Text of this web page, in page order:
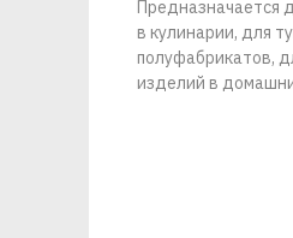
Предназначается
в кулинарии, для
полуфабрикатов,
изделий в